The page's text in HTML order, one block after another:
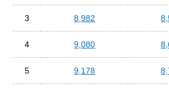
3 8,982
4 9,080
5 9,178